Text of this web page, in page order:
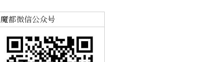
魔都微信公众号